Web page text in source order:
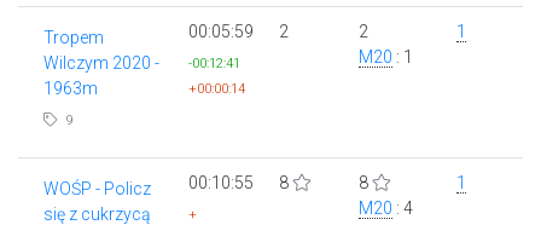
Tropem
Wilczym 2020 -
1963m
9
00:05:59
-00:12:41
+00:00:14
2
2
M20 : 1
1
WOŚP - Policz
się z cukrzycą
00:10:55
+
8
8
M20 : 4
1